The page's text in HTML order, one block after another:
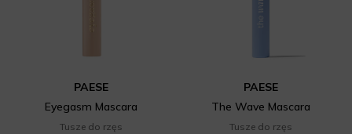
PAESE
Eyegasm Mascara
Tusze do rzęs
PAESE
The Wave Mascara
Tusze do rzęs